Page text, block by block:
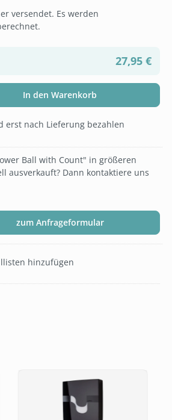
versendet. Es werden
27,95 €
gewünschten Wert
In den Warenkorb
erst nach Lieferung bezahlen
Ball with Count" in größeren
ausverkauft? Dann kontaktiere uns
zum Anfrageformular
hinzufügen